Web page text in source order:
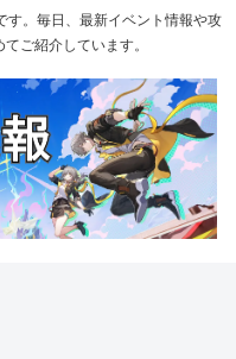
す。毎日、最新イベント情報や攻
ご紹介しています。